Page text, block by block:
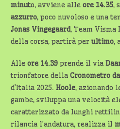
minuto, avviene alleore 14.35,
azzurro, poco nuvoloso e una
Jonas Vingegaard, Team Visma
della corsa, partirà perultimo,
Alleore 14.39 prende il via
trionfatore dellaCronometro
d’Italia 2025.Hoole, azionando
gambe, sviluppa una velocità
caratterizzato da lunghi
rilancia l’andatura, realizza il